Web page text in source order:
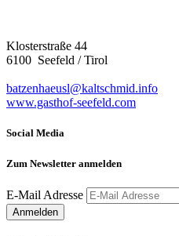
Klosterstraße 44
6100 Seefeld / Tirol
batzenhaeusl@kaltschmid.info
www.gasthof-seefeld.com
Social Media
Zum Newsletter anmelden
E-Mail Adresse